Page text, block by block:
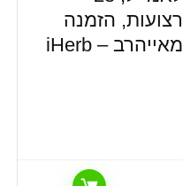
רצועות, הזמנה
מאייהרב – iHerb